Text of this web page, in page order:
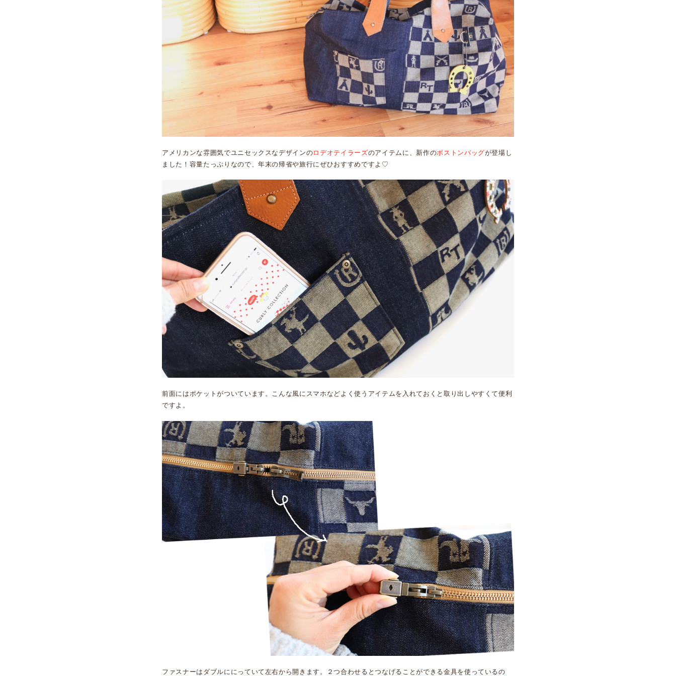
アメリカンな雰囲気でユニセックスなデザインのロデオテイラーズのアイテムに、新作のボストンバッグが登場し
ました！容量たっぷりなので、年末の帰省や旅行にぜひおすすめですよ♡
前面にはポケットがついています。こんな風にスマホなどよく使うアイテムを入れておくと取り出しやすくて便利
ですよ。
ファスナーはダブルににっていて左右から開きます。２つ合わせるとつなげることができる金具を使っているの